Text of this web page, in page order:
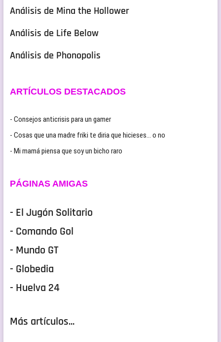
Análisis de Mina the Hollower
Análisis de Life Below
Análisis de Phonopolis
ARTÍCULOS DESTACADOS
- Consejos anticrisis para un gamer
- Cosas que una madre friki te diria que hicieses… o no
- Mi mamá piensa que soy un bicho raro
PÁGINAS AMIGAS
- El Jugón Solitario
- Comando Gol
- Mundo GT
- Globedia
- Huelva 24
Más artículos...